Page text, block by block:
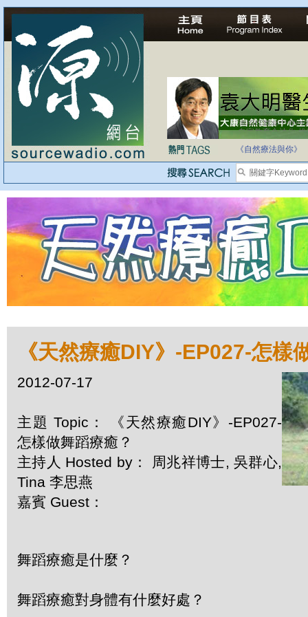
法治社會並不等同
自家教育合法化-
《自然療法與你》
《天然療癒DIY》-EP027-怎樣
2012-07-17
主題 Topic： 《天然療癒DIY》-EP027-
怎樣做舞蹈療癒？
主持人 Hosted by： 周兆祥博士, 吳群心,
Tina 李思燕
嘉賓 Guest：
舞蹈療癒是什麼？
舞蹈療癒對身體有什麼好處？